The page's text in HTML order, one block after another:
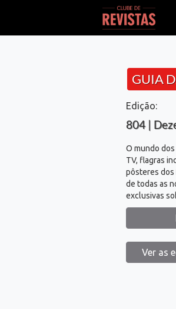
GUIA
Edição:
804 |
O mundo
TV, flagras
pôsteres dos
de todas as
exclusivas
Ver as